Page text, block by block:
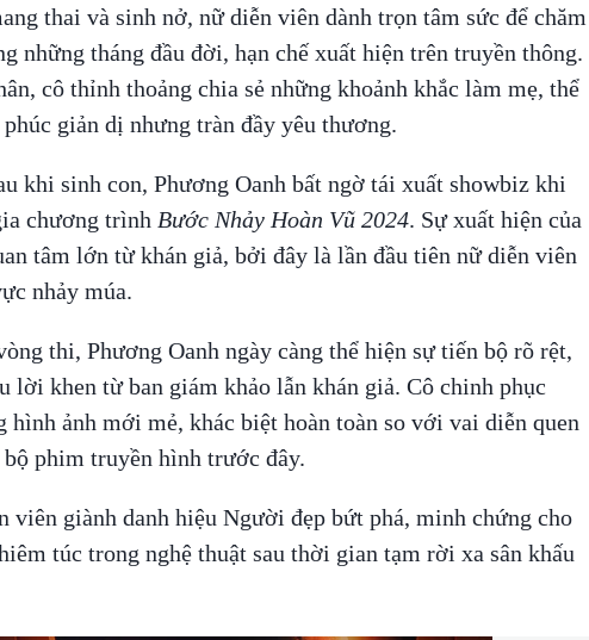
thai và sinh nở, nữ diễn viên dành trọn tâm sức để chăm
những tháng đầu đời, hạn chế xuất hiện trên truyền thông.
cô thỉnh thoảng chia sẻ những khoảnh khắc làm mẹ, thể
giản dị nhưng tràn đầy yêu thương.
khi sinh con, Phương Oanh bất ngờ tái xuất showbiz khi
chương trình Bước Nhảy Hoàn Vũ 2024. Sự xuất hiện của
tâm lớn từ khán giả, bởi đây là lần đầu tiên nữ diễn viên
nhảy múa.
thi, Phương Oanh ngày càng thể hiện sự tiến bộ rõ rệt,
lời khen từ ban giám khảo lẫn khán giả. Cô chinh phục
hình ảnh mới mẻ, khác biệt hoàn toàn so với vai diễn quen
phim truyền hình trước đây.
viên giành danh hiệu Người đẹp bứt phá, minh chứng cho
túc trong nghệ thuật sau thời gian tạm rời xa sân khấu